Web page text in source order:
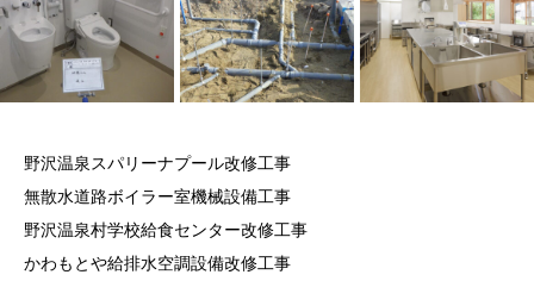
野沢温泉スパリーナプール改修工事
無散水道路ボイラー室機械設備工事
野沢温泉村学校給食センター改修工事
かわもとや給排水空調設備改修工事